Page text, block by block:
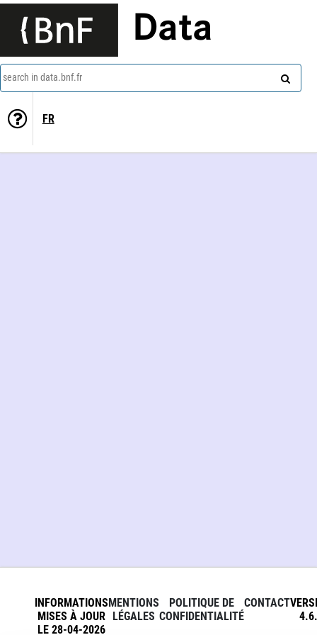
Data
search in data.bnf.fr
FR
INFORMATIONS
MISES À JOUR
LE 28-04-2026
MENTIONS
LÉGALES
POLITIQUE DE
CONFIDENTIALITÉ
CONTACT